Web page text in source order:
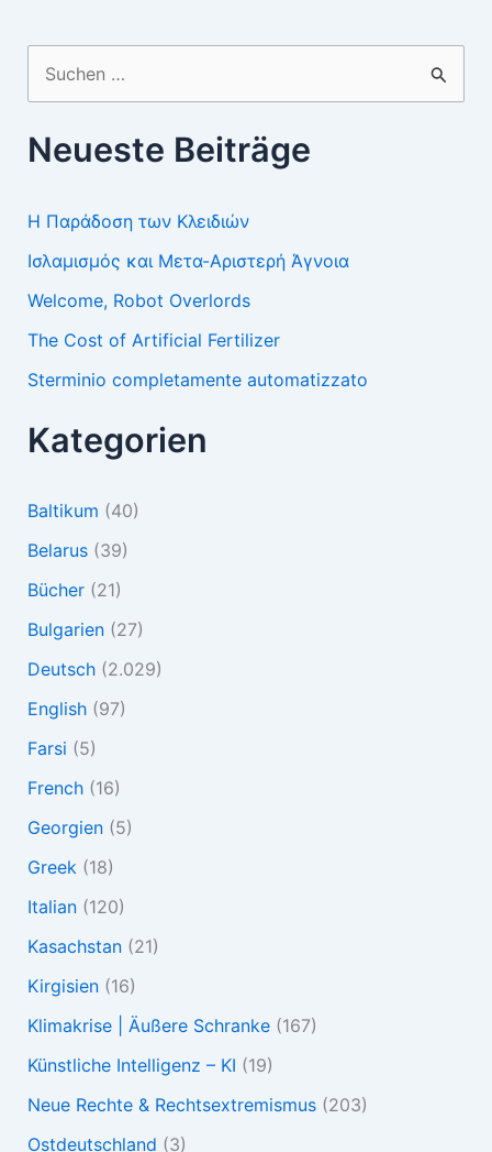
nach:
Neueste Beiträge
Η Παράδοση των Κλειδιών
Ισλαμισμός και Μετα-Αριστερή Άγνοια
Welcome, Robot Overlords
The Cost of Artificial Fertilizer
Sterminio completamente automatizzato
Kategorien
Baltikum (40)
Belarus(39)
Bücher(21)
Bulgarien(27)
Deutsch(2.029)
English(97)
Farsi (5)
French(16)
Georgien(5)
Greek(18)
Italian(120)
Kasachstan(21)
Kirgisien(16)
Klimakrise | Äußere Schranke(167)
Künstliche Intelligenz – KI (19)
Neue Rechte & Rechtsextremismus(203)
Ostdeutschland (3)